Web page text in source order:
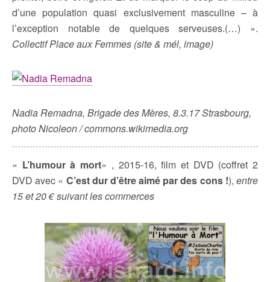
d’une population quasi exclusivement masculine – à
l’exception notable de quelques serveuses.(…) ».
Collectif Place aux Femmes (site & mél, image)
Nadia Remadna, Brigade des Mères, 8.3.17 Strasbourg,
photo Nicoleon / commons.wikimedia.org
« L’humour à mort« , 2015-16, film et DVD (coffret 2
DVD avec « C’est dur d’être aimé par des cons !),entre
15 et 20 € suivant les commerces